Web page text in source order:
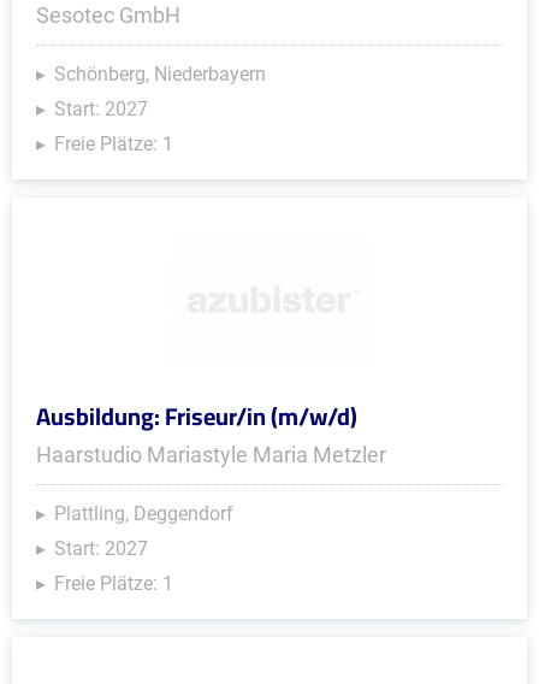
Sesotec GmbH
Schönberg, Niederbayern
Start: 2027
Freie Plätze: 1
Ausbildung: Friseur/in (m/w/d)
Haarstudio Mariastyle Maria Metzler
Plattling, Deggendorf
Start: 2027
Freie Plätze: 1